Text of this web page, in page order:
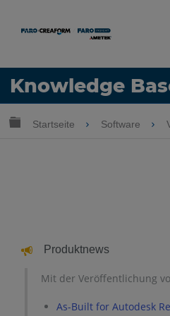
Knowledge
Sprache
Globale Hierarchie auf-
Startseite Software
Produktnews
Mit der Veröffentlichung
As-Built for Autodesk